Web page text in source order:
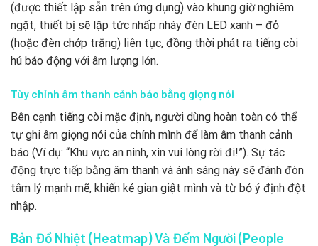
(được thiết lập sẵn trên ứng dụng) vào khung giờ nghiêm
ngặt, thiết bị sẽ lập tức nhấp nháy đèn LED xanh – đỏ
(hoặc đèn chớp trắng) liên tục, đồng thời phát ra tiếng còi
hú báo động với âm lượng lớn.
Tùy chỉnh âm thanh cảnh báo bằng giọng nói
Bên cạnh tiếng còi mặc định, người dùng hoàn toàn có thể
tự ghi âm giọng nói của chính mình để làm âm thanh cảnh
báo (Ví dụ: “Khu vực an ninh, xin vui lòng rời đi!”). Sự tác
động trực tiếp bằng âm thanh và ánh sáng này sẽ đánh đòn
tâm lý mạnh mẽ, khiến kẻ gian giật mình và từ bỏ ý định đột
nhập.
Bản Đồ Nhiệt (Heatmap) Và Đếm Người (People